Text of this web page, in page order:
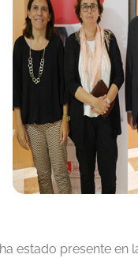
ha estado presente en